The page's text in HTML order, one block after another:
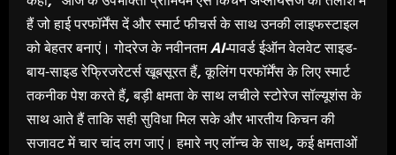
हैं जो हाई परफॉर्मेंस दें और स्मार्ट फीचर्स के साथ उनकी लाइफस्टाइल
को बेहतर बनाएं। गोदरेज के नवीनतमAI-पावर्ड ईऑन वेलवेट साइड-
बाय-साइड रेफ्रिजरेटर्स खूबसूरत हैं,कूलिंग परफॉर्मेंस के लिए स्मार्ट
तकनीक पेश करते हैं,बड़ी क्षमता के साथ लचीले स्टोरेज सॉल्यूशंस के
साथ आते हैं ताकि सही सुविधा मिल सके और भारतीय किचन की
सजावट में चार चांद लग जाएं। हमारे नए लॉन्च के साथ,कई क्षमताओं